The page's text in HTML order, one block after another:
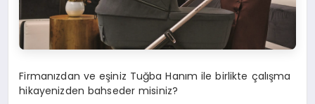
Firmanızdan ve eşiniz Tuğba Hanım ile birlikte çalışma
hikayenizden bahseder misiniz?